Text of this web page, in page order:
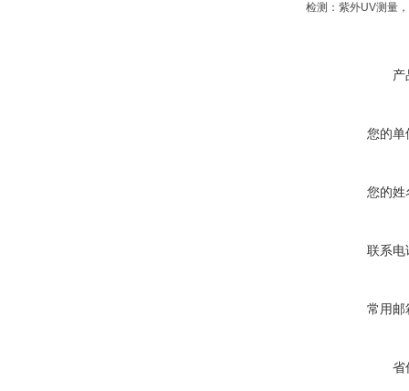
检测：紫外UV测量
产
您的单
您的姓
联系电
常用邮
省